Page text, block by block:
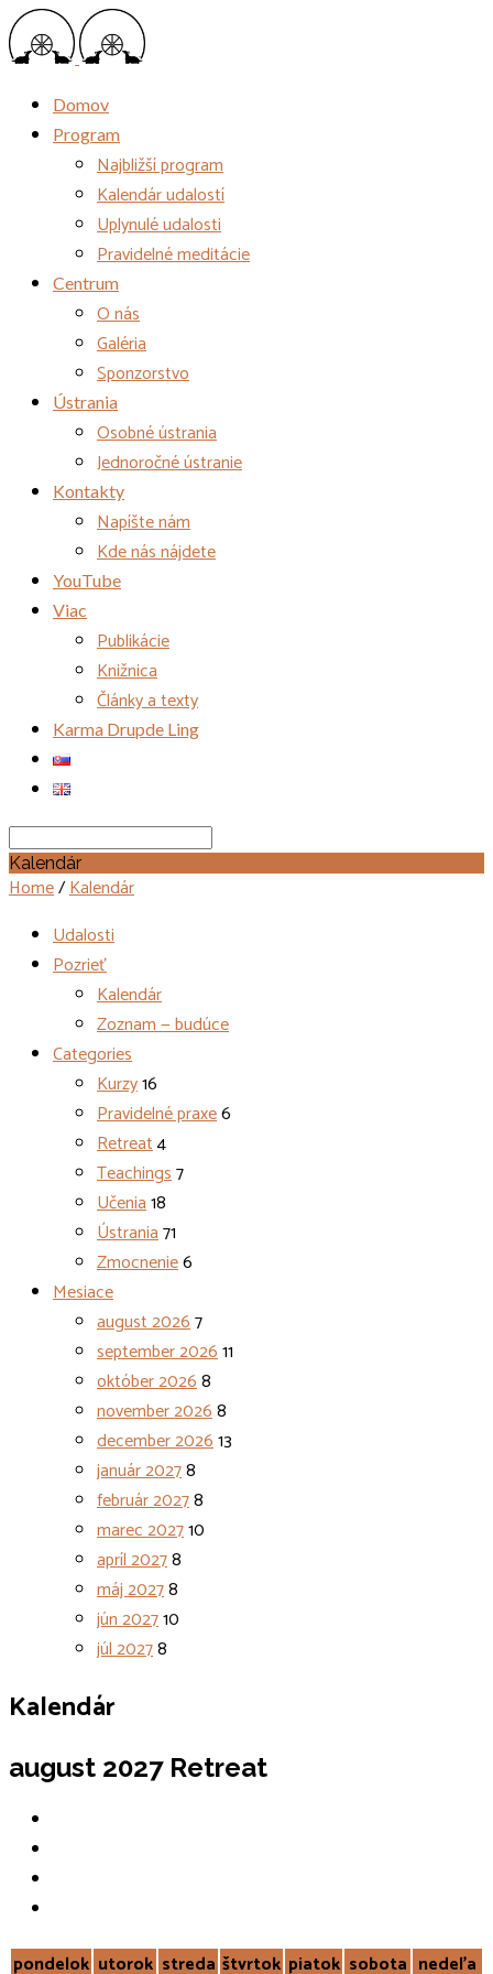
Domov
Program
Najbližší program
Kalendár udalostí
Uplynulé udalosti
Pravidelné meditácie
Centrum
O nás
Galéria
Sponzorstvo
Ústrania
Osobné ústrania
Jednoročné ústranie
Kontakty
Napíšte nám
Kde nás nájdete
YouTube
Viac
Publikácie
Knižnica
Články a texty
Karma Drupde Ling
Search
Kalendár
Home/Kalendár
Udalosti
Pozrieť
Kalendár
Zoznam — budúce
Categories
Kurzy16
Pravidelné praxe6
Retreat4
Teachings7
Učenia18
Ústrania71
Zmocnenie6
Mesiace
august 20267
september 202611
október 20268
november 20268
december 202613
január 20278
február 20278
marec 202710
apríl 20278
máj 20278
jún 202710
júl 20278
Kalendár
august 2027 Retreat
pondelok utorok streda štvrtok piatok sobota nedeľa